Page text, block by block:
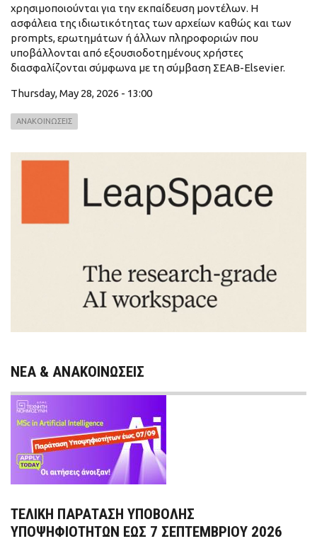
χρησιμοποιούνται για την εκπαίδευση μοντέλων. Η
ασφάλεια της ιδιωτικότητας των αρχείων καθώς και των
prompts, ερωτημάτων ή άλλων πληροφοριών που
υποβάλλονται από εξουσιοδοτημένους χρήστες
διασφαλίζονται σύμφωνα με τη σύμβαση ΣΕΑΒ-Elsevier.
Thursday, May 28, 2026 - 13:00
ΑΝΑΚΟΙΝΩΣΕΙΣ
ΝΕΑ & ΑΝΑΚΟΙΝΩΣΕΙΣ
ΤΕΛΙΚΗ ΠΑΡΑΤΑΣΗ ΥΠΟΒΟΛΗΣ
ΥΠΟΨΗΦΙΟΤΗΤΩΝ ΕΩΣ 7 ΣΕΠΤΕΜΒΡΙΟΥ 2026